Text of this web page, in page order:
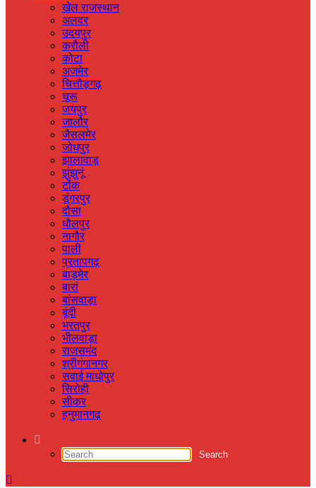
खेल राजस्‍थान
अलवर
उदयपुर
करौली
कोटा
अजमेर
चित्तौड़गढ़
चूरू
जयपुर
जालौर
जैसलमेर
जोधपुर
झालावाड़
झुंझुनूं
टोंक
डूंगरपुर
दौसा
धौलपुर
नागौर
पाली
प्रतापगढ़
बाड़मेर
बारां
बांसवाड़ा
बूंदी
भरतपुर
भीलवाड़ा
राजसमंद
श्रीगंगानगर
सवाई माधोपुर
सिरोही
सीकर
हनुमानगढ़